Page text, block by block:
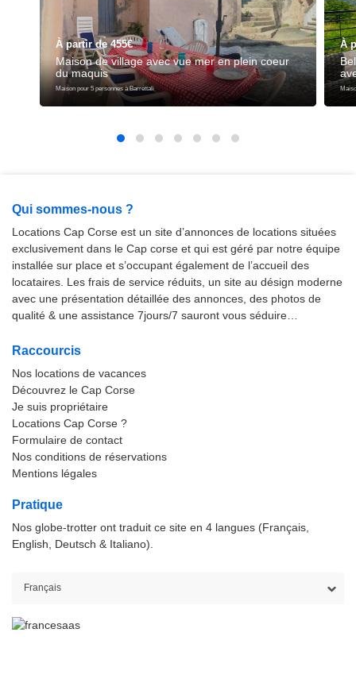
À partir de 455€
Maison de village avec vue mer en plein coeur
du maquis
Maison pour 5 personnes à Barrettali
À
Qui sommes-nous ?
Locations Cap Corse est un site d’annonces de locations situées
exclusivement dans le Cap corse et qui est géré par notre équipe
installée sur place et s’occupant également de l’accueil des
locataires. Les frais de service réduits, un site au désign moderne
avec une présentation détaillée des annonces, des photos de
qualité & une assistance 7jours/7 sauront vous séduire…
Raccourcis
Nos locations de vacances
Découvrez le Cap Corse
Je suis propriétaire
Locations Cap Corse ?
Formulaire de contact
Nos conditions de réservations
Mentions légales
Pratique
Nos globe-trotter ont traduit ce site en 4 langues (Français,
English, Deutsch & Italiano).